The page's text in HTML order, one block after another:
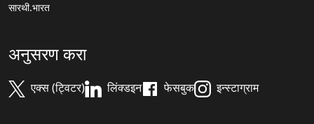
सारथी.भारत
अनुसरण करा
एक्स (ट्विटर) लिंक्डइन फेसबुक इन्स्टाग्राम